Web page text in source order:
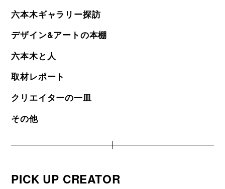
六本木ギャラリー探訪
デザイン&アートの本棚
六本木と人
取材レポート
クリエイターの一皿
その他
PICK UP CREATOR